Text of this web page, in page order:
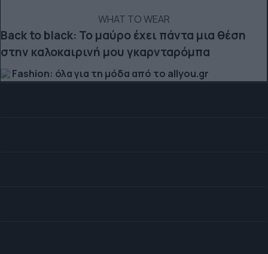
WHAT TO WEAR
Back to black: Το μαύρο έχει πάντα μια θέση
στην καλοκαιρινή μου γκαρνταρόμπα
Fashion: όλα για τη μόδα από το allyou.gr